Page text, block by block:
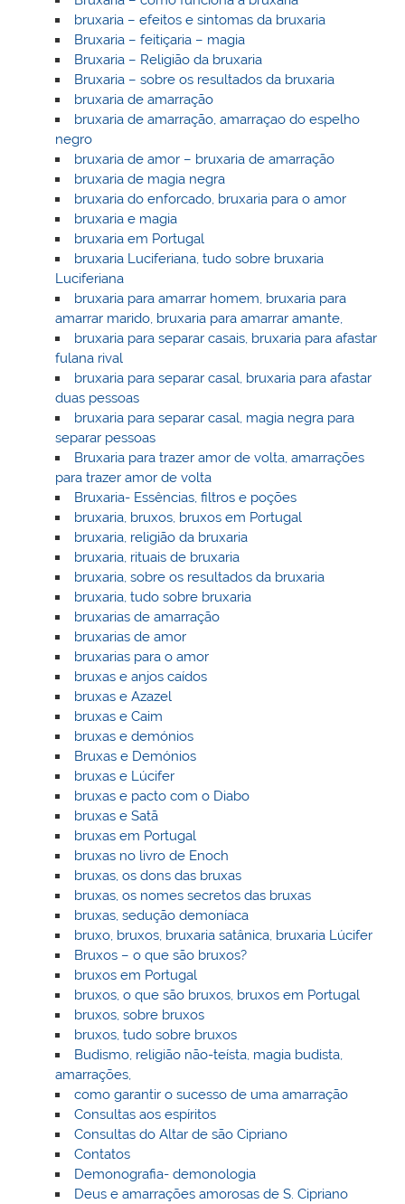
bruxaria – efeitos e sintomas da bruxaria
Bruxaria – feitiçaria – magia
Bruxaria – Religião da bruxaria
Bruxaria – sobre os resultados da bruxaria
bruxaria de amarração
bruxaria de amarração, amarraçao do espelho
negro
bruxaria de amor – bruxaria de amarração
bruxaria de magia negra
bruxaria do enforcado, bruxaria para o amor
bruxaria e magia
bruxaria em Portugal
bruxaria Luciferiana, tudo sobre bruxaria
Luciferiana
bruxaria para amarrar homem, bruxaria para
amarrar marido, bruxaria para amarrar amante,
bruxaria para separar casais, bruxaria para afastar
fulana rival
bruxaria para separar casal, bruxaria para afastar
duas pessoas
bruxaria para separar casal, magia negra para
separar pessoas
Bruxaria para trazer amor de volta, amarrações
para trazer amor de volta
Bruxaria- Essências, filtros e poções
bruxaria, bruxos, bruxos em Portugal
bruxaria, religião da bruxaria
bruxaria, rituais de bruxaria
bruxaria, sobre os resultados da bruxaria
bruxaria, tudo sobre bruxaria
bruxarias de amarração
bruxarias de amor
bruxarias para o amor
bruxas e anjos caídos
bruxas e Azazel
bruxas e Caim
bruxas e demónios
Bruxas e Demónios
bruxas e Lúcifer
bruxas e pacto com o Diabo
bruxas e Satã
bruxas em Portugal
bruxas no livro de Enoch
bruxas, os dons das bruxas
bruxas, os nomes secretos das bruxas
bruxas, sedução demoníaca
bruxo, bruxos, bruxaria satânica, bruxaria Lúcifer
Bruxos – o que são bruxos?
bruxos em Portugal
bruxos, o que são bruxos, bruxos em Portugal
bruxos, sobre bruxos
bruxos, tudo sobre bruxos
Budismo, religião não-teísta, magia budista,
amarrações,
como garantir o sucesso de uma amarração
Consultas aos espíritos
Consultas do Altar de são Cipriano
Contatos
Demonografia- demonologia
Deus e amarrações amorosas de S. Cipriano